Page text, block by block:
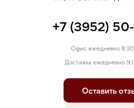
+7 (3952)
Офис ежедневно
Доставка ежедневно
Оставить